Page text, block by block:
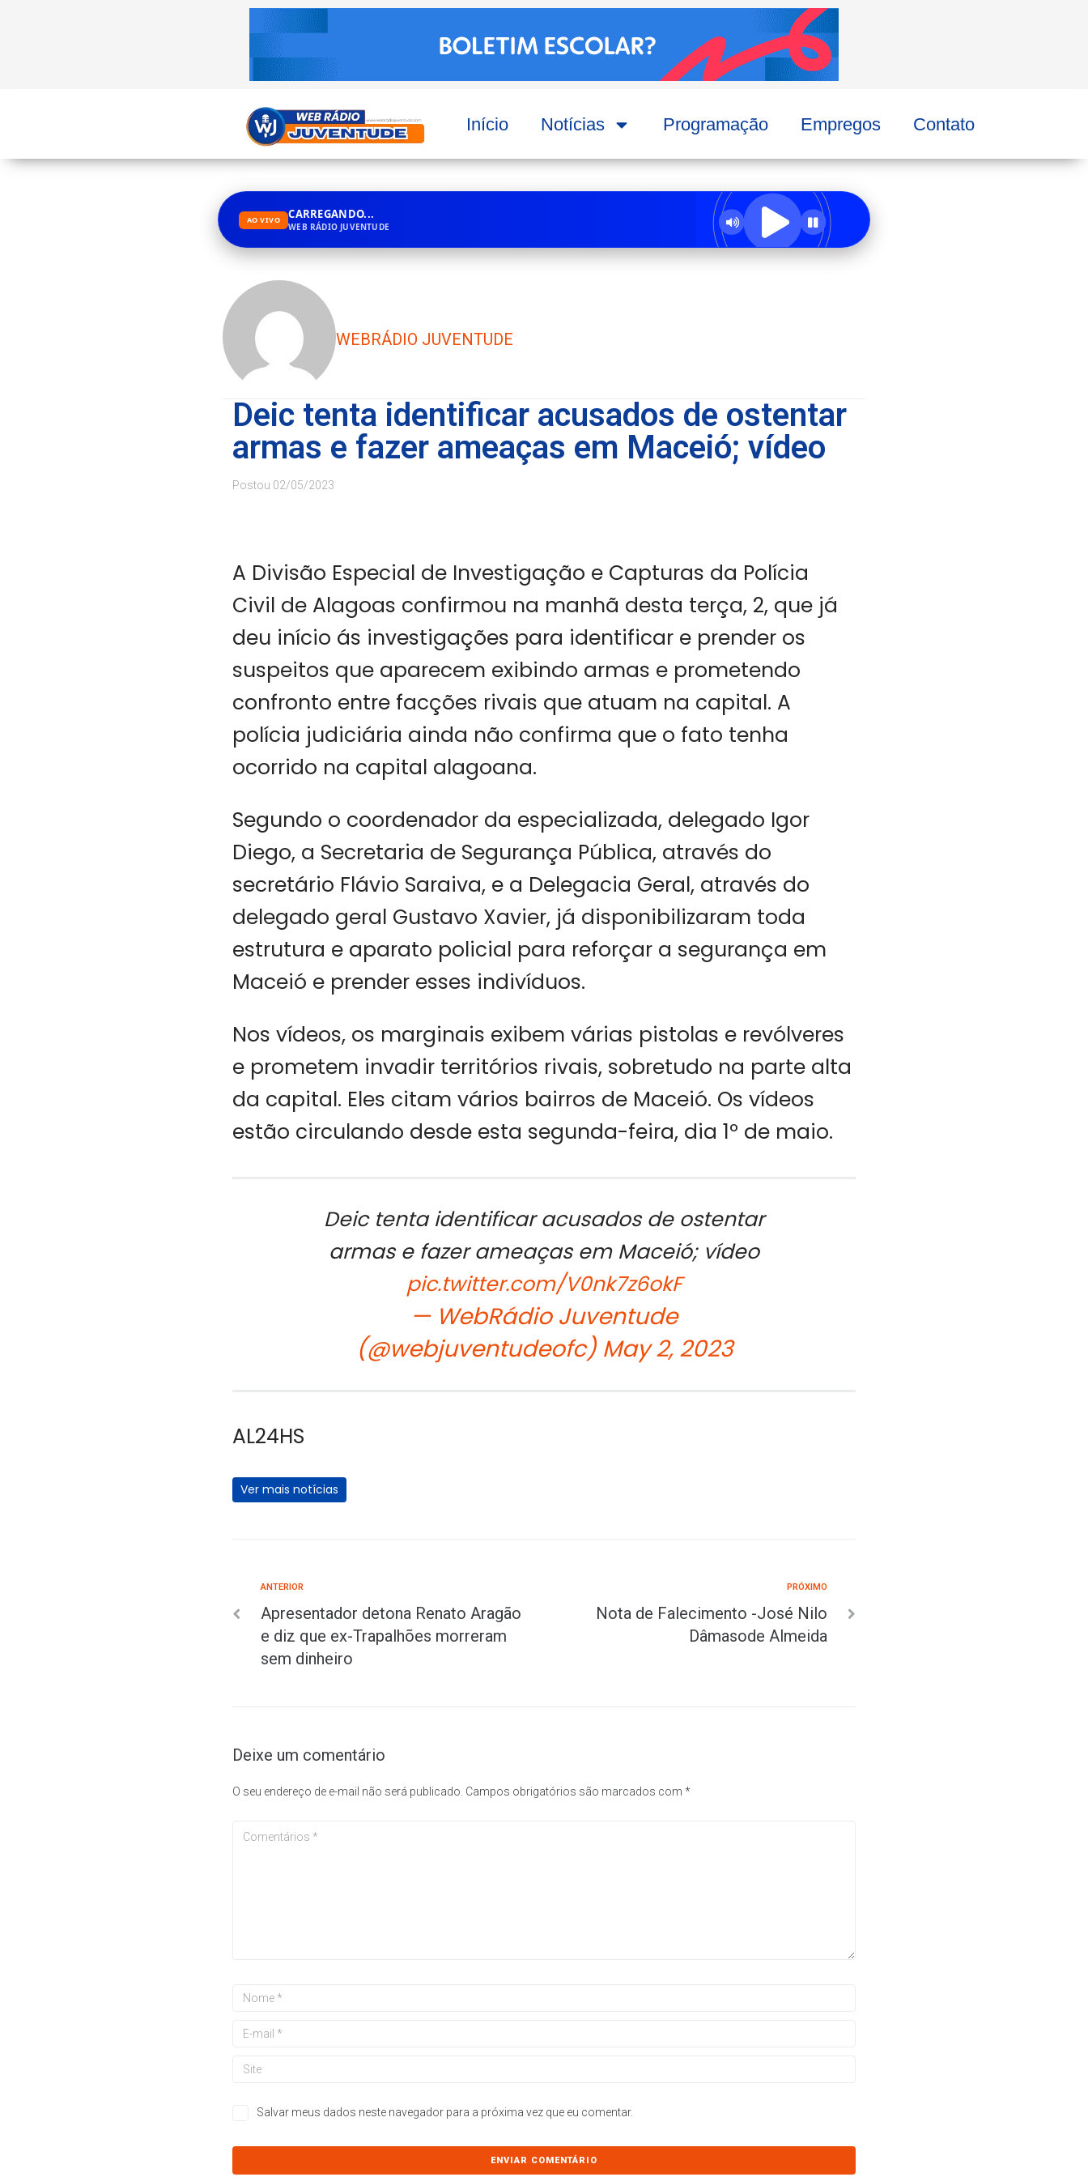
Início Notícias Programação Empregos Contato
AO VIVO CARREGANDO...
WEB RÁDIO JUVENTUDE
WEBRÁDIO JUVENTUDE
Deic tenta identificar acusados de ostentar
armas e fazer ameaças em Maceió; vídeo
Postou 02/05/2023
A Divisão Especial de Investigação e Capturas da Polícia
Civil de Alagoas confirmou na manhã desta terça, 2, que já
deu início ás investigações para identificar e prender os
suspeitos que aparecem exibindo armas e prometendo
confronto entre facções rivais que atuam na capital. A
polícia judiciária ainda não confirma que o fato tenha
ocorrido na capital alagoana.
Segundo o coordenador da especializada, delegado Igor
Diego, a Secretaria de Segurança Pública, através do
secretário Flávio Saraiva, e a Delegacia Geral, através do
delegado geral Gustavo Xavier, já disponibilizaram toda
estrutura e aparato policial para reforçar a segurança em
Maceió e prender esses indivíduos.
Nos vídeos, os marginais exibem várias pistolas e revólveres
e prometem invadir territórios rivais, sobretudo na parte alta
da capital. Eles citam vários bairros de Maceió. Os vídeos
estão circulando desde esta segunda-feira, dia 1º de maio.
Deic tenta identificar acusados de ostentar
armas e fazer ameaças em Maceió; vídeo
pic.twitter.com/V0nk7z6okF
— WebRádio Juventude
(@webjuventudeofc) May 2, 2023
AL24HS
Ver mais notícias
ANTERIOR
Apresentador detona Renato Aragão
e diz que ex-Trapalhões morreram
sem dinheiro
PRÓXIMO
Nota de Falecimento -José Nilo
Dâmasode Almeida
Deixe um comentário
O seu endereço de e-mail não será publicado. Campos obrigatórios são marcados com *
Salvar meus dados neste navegador para a próxima vez que eu comentar.